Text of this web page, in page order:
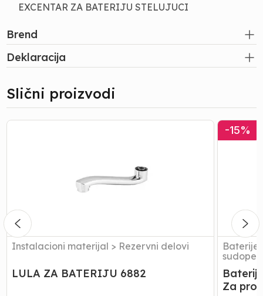
EXCENTAR ZA BATERIJU STELUJUCI
Brend
Deklaracija
Slični proizvodi
LULA
Instalacioni materijal > Rezervni delovi
LULA ZA BATERIJU 6882
Baterija
za
bojler
362001
-15%
Baterije
Za